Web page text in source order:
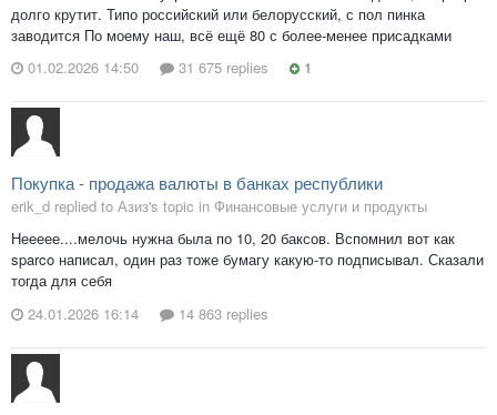
долго крутит. Типо российский или белорусский, с пол пинка
заводится По моему наш, всё ещё 80 с более-менее присадками
01.02.2026 14:50
31 675 replies 1
Покупка - продажа валюты в банках республики
erik_d replied to Азиз's topic in Финансовые услуги и продукты
Неееее....мелочь нужна была по 10, 20 баксов. Вспомнил вот как
sparco написал, один раз тоже бумагу какую-то подписывал. Сказали
тогда для себя
24.01.2026 16:14
14 863 replies